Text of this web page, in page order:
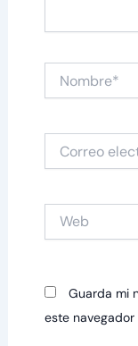
electrónico*
Guarda mi
este